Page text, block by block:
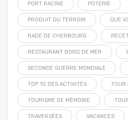
PORT RACINE POTERIE
PRODUIT DU TERROIR QUE
RADE DE CHERBOURG
RESTAURANT BORD DE MER
SECONDE GUERRE MONDIALE
TOP 10 DES ACTIVITÉS TOUR
TOURISME DE MÉMOIRE
TRAVERSÉES VACANCES